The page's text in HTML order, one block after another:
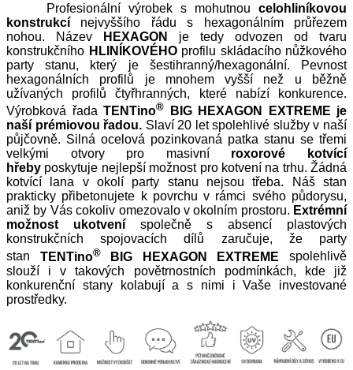
Profesionální výrobek s mohutnou celohliníkovou
konstrukcí nejvyššího řádu s hexagonálním průřezem
nohou. Název
HEXAGON
je tedy odvozen od tvaru
konstrukčního HLINÍKOVÉHOprofilu skládacího nůžkového
party stanu, který je šestihranný/hexagonální. Pevnost
hexagonálních profilů je mnohem vyšší než u běžně
užívaných profilů čtyřhranných, které nabízí konkurence.
Výrobková řada TENTino®
BIG HEXAGON EXTREME je
naší prémiovou řadou. Slaví 20 let spolehlivé služby v naší
půjčovně. Silná ocelová pozinkovaná patka stanu se třemi
velkými otvory pro masivní roxorové kotvící
hřeby poskytuje nejlepší možnost pro kotvení na trhu. Žádná
kotvící lana v okolí party stanu nejsou třeba. Náš stan
prakticky přibetonujete k povrchu v rámci svého půdorysu,
aniž by Vás cokoliv omezovalo v okolním prostoru. Extrémní
možnost ukotvení společně s absencí plastových
konstrukčních spojovacích dílů zaručuje, že party
stan TENTino®BIG HEXAGON EXTREME spolehlivě
slouží i v takových povětrnostních podmínkách, kde již
konkurenční stany kolabují a s nimi i Vaše investované
prostředky.